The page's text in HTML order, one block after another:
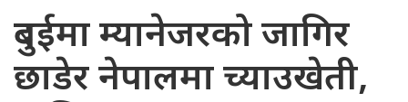
दुबईमा म्यानेजरको जागिर
छाडेर नेपालमा च्याउखेती,